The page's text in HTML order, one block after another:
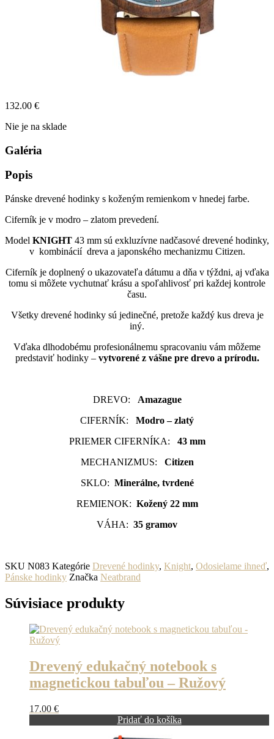
132.00 €
Nie je na sklade
Galéria
Popis
Pánske drevené hodinky s koženým remienkom v hnedej farbe.
Ciferník je v modro – zlatom prevedení.
Model KNIGHT 43 mm sú exkluzívne nadčasové drevené hodinky,
v kombinácií dreva a japonského mechanizmu Citizen.
Ciferník je doplnený o ukazovateľa dátumu a dňa v týždni, aj vďaka
tomu si môžete vychutnať krásu a spoľahlivosť pri každej kontrole
času.
Všetky drevené hodinky sú jedinečné, pretože každý kus dreva je
iný.
Vďaka dlhodobému profesionálnemu spracovaniu vám môžeme
predstaviť hodinky – vytvorené z vášne pre drevo a prírodu.
DREVO: Amazague
CIFERNÍK: Modro – zlatý
PRIEMER CIFERNÍKA: 43 mm
MECHANIZMUS: Citizen
SKLO: Minerálne, tvrdené
REMIENOK: Kožený 22 mm
VÁHA: 35 gramov
SKU N083 Kategórie Drevené hodinky, Knight, Odosielame ihneď,
Pánske hodinky Značka Neatbrand
Súvisiace produkty
Drevený edukačný notebook s
magnetickou tabuľou – Ružový
17.00 €
Pridať do košíka